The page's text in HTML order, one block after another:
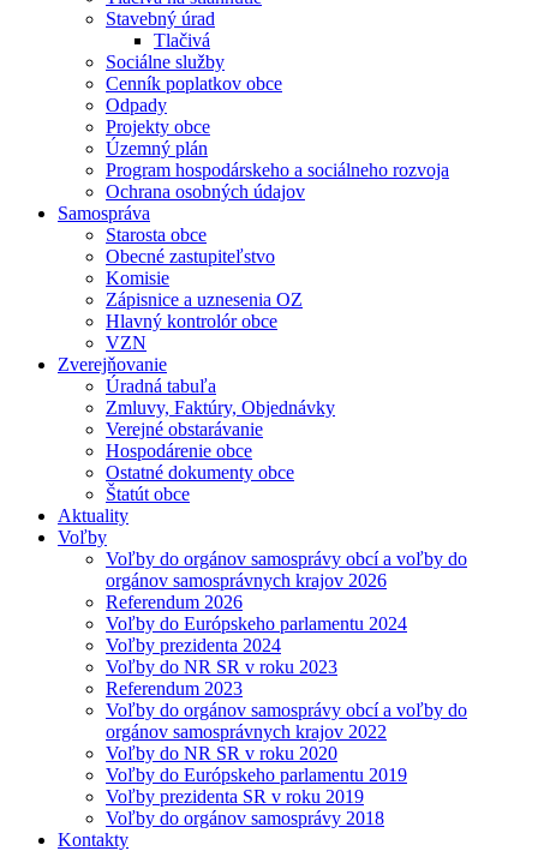
Stavebný úrad
Tlačivá
Sociálne služby
Cenník poplatkov obce
Odpady
Projekty obce
Územný plán
Program hospodárskeho a sociálneho rozvoja
Ochrana osobných údajov
Samospráva
Starosta obce
Obecné zastupiteľstvo
Komisie
Zápisnice a uznesenia OZ
Hlavný kontrolór obce
VZN
Zverejňovanie
Úradná tabuľa
Zmluvy, Faktúry, Objednávky
Verejné obstarávanie
Hospodárenie obce
Ostatné dokumenty obce
Štatút obce
Aktuality
Voľby
Voľby do orgánov samosprávy obcí a voľby do
orgánov samosprávnych krajov 2026
Referendum 2026
Voľby do Európskeho parlamentu 2024
Voľby prezidenta 2024
Voľby do NR SR v roku 2023
Referendum 2023
Voľby do orgánov samosprávy obcí a voľby do
orgánov samosprávnych krajov 2022
Voľby do NR SR v roku 2020
Voľby do Európskeho parlamentu 2019
Voľby prezidenta SR v roku 2019
Voľby do orgánov samosprávy 2018
Kontakty